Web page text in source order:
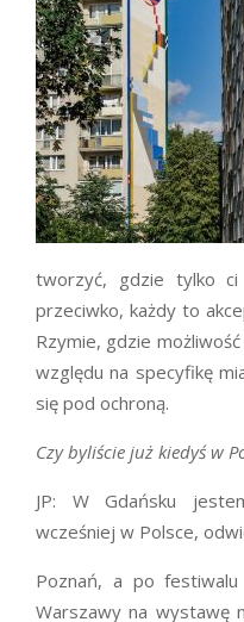
tworzyć, gdzie tylko
przeciwko, każdy to
Rzymie, gdzie
względu na specyfikę
się pod ochroną.
Czy byliście już kiedyś w
JP: W Gdańsku
wcześniej w Polsce,
Poznań, a po
Warszawy na wystawę